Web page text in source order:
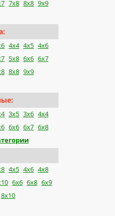
7x8 8x8 9x9
4x4 4x5 4x6
5x8 6x6 6x7
8x8 9x9
3x5 3x6 4x4
6x6 6x7 6x8
4x5 4x6 4x8
6x6 6x8 6x9
8x10